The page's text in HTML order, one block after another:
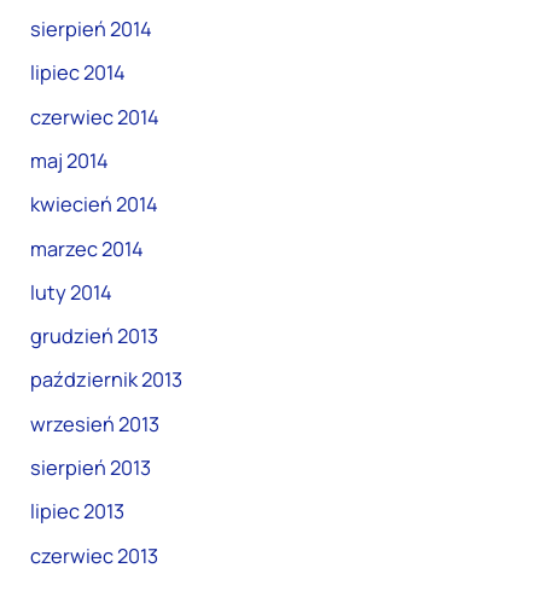
sierpień 2014
lipiec 2014
czerwiec 2014
maj 2014
kwiecień 2014
marzec 2014
luty 2014
grudzień 2013
październik 2013
wrzesień 2013
sierpień 2013
lipiec 2013
czerwiec 2013